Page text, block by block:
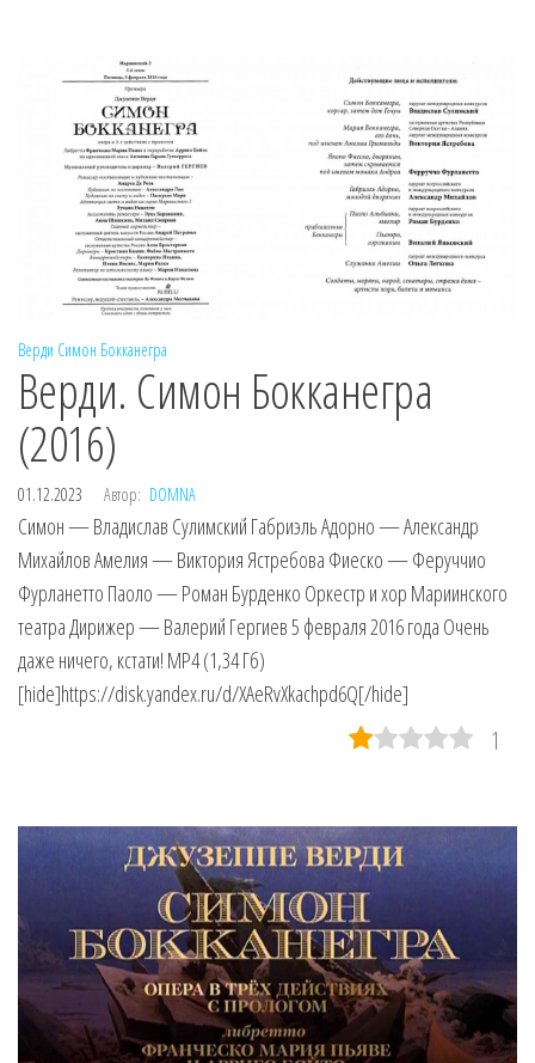
Верди Симон Бокканегра
Верди. Симон Бокканегра
(2016)
01.12.2023 Автор: DOMNA
Симон — Владислав Сулимский Габриэль Адорно — Александр
Михайлов Амелия — Виктория Ястребова Фиеско — Феруччио
Фурланетто Паоло — Роман Бурденко Оркестр и хор Мариинского
театра Дирижер — Валерий Гергиев 5 февраля 2016 года Очень
даже ничего, кстати! MP4 (1,34 Гб)
[hide]https://disk.yandex.ru/d/XAeRvXkachpd6Q[/hide]
1